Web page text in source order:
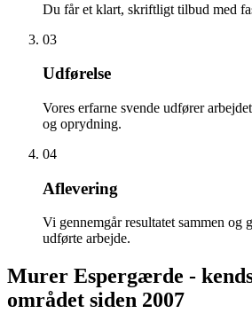
Du får et klart, skriftligt tilbud med
03
Udførelse
Vores erfarne svende udfører
og oprydning.
04
Aflevering
Vi gennemgår resultatet sammen og
udførte arbejde.
Murer Espergærde -
området siden 2007